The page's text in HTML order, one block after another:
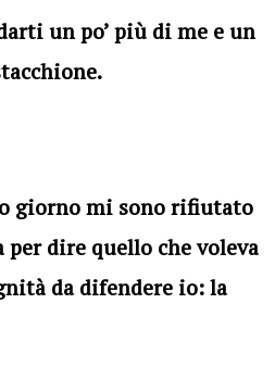
un po’ più di me e un
giorno mi sono rifiutato
dire quello che voleva
da difendere io: la